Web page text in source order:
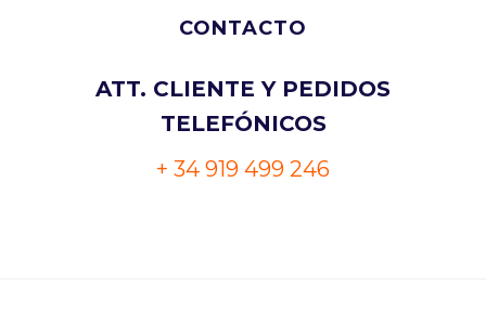
CONTACTO
ATT. CLIENTE Y PEDIDOS
TELEFÓNICOS
+ 34 919 499 246